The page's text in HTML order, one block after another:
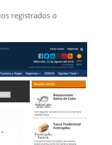
registrados o